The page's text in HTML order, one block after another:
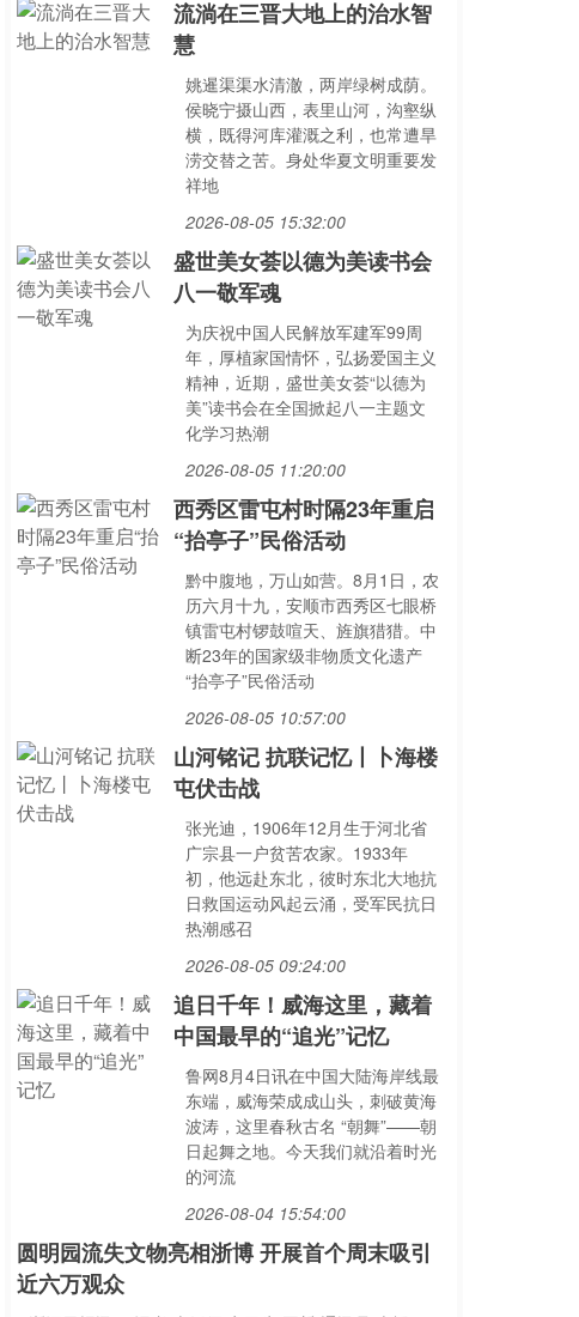
流淌在三晋大地上的治水智
慧
姚暹渠渠水清澈，两岸绿树成荫。
侯晓宁摄山西，表里山河，沟壑纵
横，既得河库灌溉之利，也常遭旱
涝交替之苦。身处华夏文明重要发
祥地
2026-08-05 15:32:00
盛世美女荟以德为美读书会
八一敬军魂
为庆祝中国人民解放军建军99周
年，厚植家国情怀，弘扬爱国主义
精神，近期，盛世美女荟“以德为
美”读书会在全国掀起八一主题文
化学习热潮
2026-08-05 11:20:00
西秀区雷屯村时隔23年重启
“抬亭子”民俗活动
黔中腹地，万山如营。8月1日，农
历六月十九，安顺市西秀区七眼桥
镇雷屯村锣鼓喧天、旌旗猎猎。中
断23年的国家级非物质文化遗产
“抬亭子”民俗活动
2026-08-05 10:57:00
山河铭记 抗联记忆丨卜海楼
屯伏击战
张光迪，1906年12月生于河北省
广宗县一户贫苦农家。1933年
初，他远赴东北，彼时东北大地抗
日救国运动风起云涌，受军民抗日
热潮感召
2026-08-05 09:24:00
追日千年！威海这里，藏着
中国最早的“追光”记忆
鲁网8月4日讯在中国大陆海岸线最
东端，威海荣成成山头，刺破黄海
波涛，这里春秋古名 “朝舞”——朝
日起舞之地。今天我们就沿着时光
的河流
2026-08-04 15:54:00
圆明园流失文物亮相浙博 开展首个周末吸引
近六万观众